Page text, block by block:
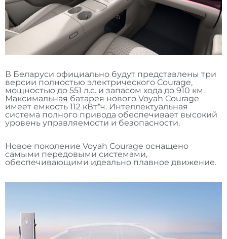
В Беларуси официально будут представлены три
версии полностью электрического Courage,
мощностью до 551 л.с. и запасом хода до 910 км.
Максимальная батарея нового Voyah Courage
имеет емкость 112 кВт*ч. Интеллектуальная
система полного привода обеспечивает высокий
уровень управляемости и безопасности.
Новое поколение Voyah Courage оснащено
самыми передовыми системами,
обеспечивающими идеально плавное движение.